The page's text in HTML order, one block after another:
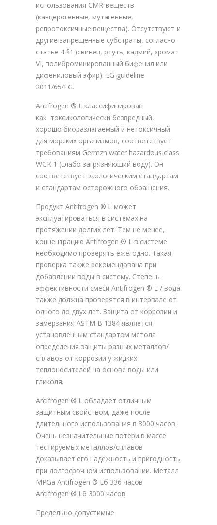
использования CMR-веществ
(канцерогенные, мутагенные,
репротоксичные вещества). Отсутствуют и
другие запрещенные субстраты, согласно
статье 4 §1 (свинец, ртуть, кадмий, хромат
VI, полиброминированный бифенил или
дифениловый эфир). EG-guideline
2011/65/EG.
Antifrogen ® L классифицирован
как токсикологически безвредный,
хорошо биоразлагаемый и нетоксичный
для морских организмов, соответствует
требованиям Germzn water hazardous class
WGK 1 (слабо загрязняющий воду). Он
соответствует экологическим стандартам
и стандартам осторожного обращения.
Продукт Antifrogen ® L может
эксплуатироваться в системах на
протяжении долгих лет. Тем не менее,
концентрацию Antifrogen ® L в системе
необходимо проверять ежегодно. Такая
проверка также рекомендована при
добавлении воды в систему. Степень
эффективности смеси Antifrogen ® L / вода
также должна проверятся в интервале от
одного до двух лет. Защита от коррозии и
замерзания ASTM В 1384 является
установленным стандартом метола
определения защиты разных металлов/
сплавов от коррозии у жидких
теплоносителей на основе воды или
гликоля.
Antifrogen ® L обладает отличным
защитным свойством, даже после
длительного использования в 3000 часов.
Очень незначительные потери в массе
тестируемых металлов/сплавов
доказывает его надежность и пригодность
при долгосрочном использовании. Металл
MPGa Antifrogen ® Lб 336 часов
Antifrogen ® Lб 3000 часов
Предельно допустимые